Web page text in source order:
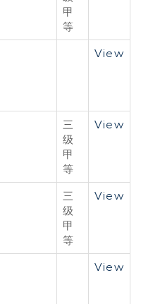
甲
等
View
三
级
甲
等
View
三
级
甲
等
View
View